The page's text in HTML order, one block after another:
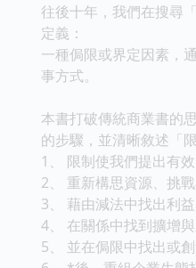
往後十年，我們在搜尋
定義：
一種侷限或界定因素，
事方式。
本書打破傳統商業書的
的步驟，並清晰敘述「
1、 限制使我們提出有效
2、 重新構思資源、挑戰
3、 藉由減法中找出利益
4、 在關係中找到擴增與
5、 並在侷限中找出或創